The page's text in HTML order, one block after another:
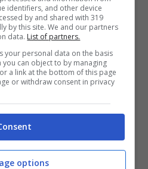
consiglio comunale
per motivi personali
tenutasi
–l’imprenditore ed
Williams Di Cesare
strada politica: si è
contabili-finanziari e
inseriti nell’agenda
identifiers, and other device
by and shared with 319
by this site. We and our partners
data. List of partners.
your personal data on the basis
can object to by managing
a link at the bottom of this page
or withdraw consent in privacy
options